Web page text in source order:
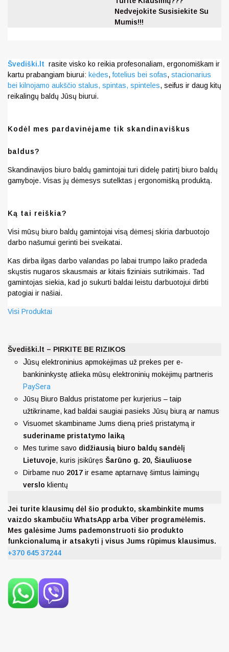
Nedvejokite Susisiekite Su
Mumis!!!
Švediški.lt rasite visko ko reikia profesonaliam, ergonomiškam ir
kartu prabangiam biurui: kėdes,fotelius bei sofas, stacionarius
bei kilnojamo aukščio stalus, spintas, spinteles, seifus ir daug kitų
reikalingų baldų Jūsų biurui.
Kodėl mes pardavinėjame tik skandinaviškus
baldus?
Skandinavijos biuro baldų gamintojai turi didelę patirtį biuro baldų
gamyboje. Visas jų dėmesys sutelktas į ergonomišką produktą.
Ką tai reiškia?
Visi mūsų biuro baldų gamintojai visą dėmesį skiria darbuotojo
darbo našumui gerinti bei sveikatai.
Kas dirba ilgas darbo valandas po labai trumpo laiko pradeda
skųstis nugaros skausmais ar kitais fiziniais sutrikimais. Tad
gamintojas siekia, kad jo sukurti baldai leistu darbuotojui dirbti
patogiai ir našiai.
Visi Produktai
Švediški.lt – PIRKITE BE RIZIKOS
Jūsų elektroninius apmokėjimas už prekes per e-
bankininkystę atlieka mūsų elektroninių mokėjimų partneris
PaySera
Jūsų Biuro Baldus pristatome per kurjerius – taip
užtikriname, kad baldai saugiai pasieks Jūsų biurą ar namus
Visuomet skambiname Jums dieną prieš pristatymą ir
suderiname pristatymo laiką
Mes turime savo didžiausią biuro baldų sandėlį
Lietuvoje, kuris įsikūręs Šarūno g. 20, Šiauliuose
Dirbame nuo 2017 ir esame aptarnavę šimtus laimingų
verslo klientų
Jei turite klausimų dėl šio produkto, skambinkite mums
vaizdo skambučiu WhatsApp arba Viber programėlėmis.
Mes galėsime Jums pademonstruoti šio produkto
funkcionalumą ir atsakyti į visus Jums rūpimus klausimus.
+370 645 37244